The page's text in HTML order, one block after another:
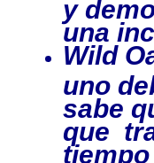
y
una
Wild
uno
sabe
que
tiempo